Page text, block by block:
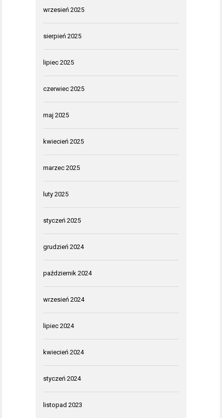
wrzesień 2025
sierpień 2025
lipiec 2025
czerwiec 2025
maj 2025
kwiecień 2025
marzec 2025
luty 2025
styczeń 2025
grudzień 2024
październik 2024
wrzesień 2024
lipiec 2024
kwiecień 2024
styczeń 2024
listopad 2023